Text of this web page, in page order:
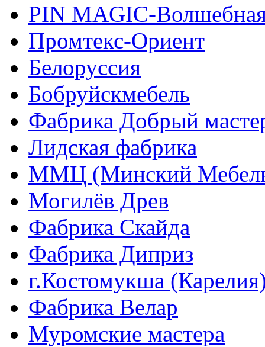
PIN MAGIС-
Промтекс-Ориент
Белоруссия
Бобруйскмебель
Фабрика Добрый
Лидская фабрика
ММЦ (Минский
Могилёв Древ
Фабрика Скайда
Фабрика Диприз
г.Костомукша
Фабрика Велар
Муромские мастера